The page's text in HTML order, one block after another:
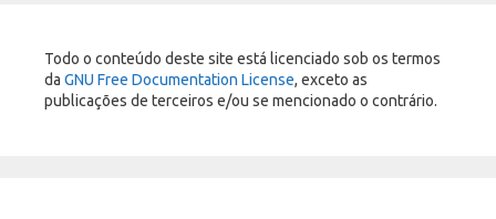
Todo o conteúdo deste site está licenciado sob os termos
da GNU Free Documentation License, exceto as
publicações de terceiros e/ou se mencionado o contrário.